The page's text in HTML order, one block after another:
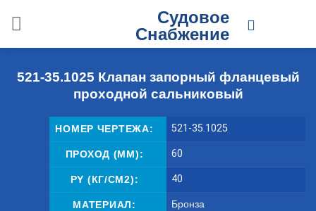
Судовое
Снабжение
521-35.1025 Клапан запорный фланцевый
проходной сальниковый
НОМЕР ЧЕРТЕЖА: 521-35.1025
ПРОХОД (ММ): 60
PY (КГ/СМ2): 40
МАТЕРИАЛ: Бронза